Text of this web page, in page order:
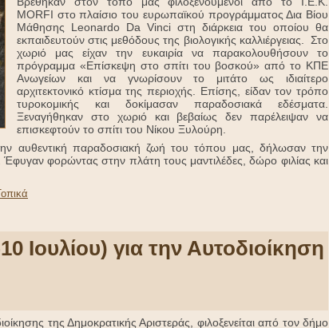
MORFI στο πλαίσιο του ευρωπαϊκού προγράμματος Δια Βίου
Μάθησης Leonardo Da Vinci στη διάρκεια του οποίου θα
εκπαιδευτούν στις μεθόδους της βιολογικής καλλιέργειας. Στο
χωριό μας είχαν την ευκαιρία να παρακολουθήσουν το
πρόγραμμα «Επίσκεψη στο σπίτι του βοσκού» από το ΚΠΕ
Ανωγείων και να γνωρίσουν το μιτάτο ως ιδιαίτερο
αρχιτεκτονικό κτίσμα της περιοχής. Επίσης, είδαν τον τρόπο
τυροκομικής και δοκίμασαν παραδοσιακά εδέσματα.
Ξεναγήθηκαν στο χωριό και βεβαίως δεν παρέλειψαν να
επισκεφτούν το σπίτι του Νίκου Ξυλούρη.
αυθεντική παραδοσιακή ζωή του τόπου μας, δήλωσαν την
φορώντας στην πλάτη τους μαντιλέδες, δώρο φιλίας και
Ιουλίου) για την Αυτοδιοίκηση
της Δημοκρατικής Αριστεράς, φιλοξενείται από τον δήμο